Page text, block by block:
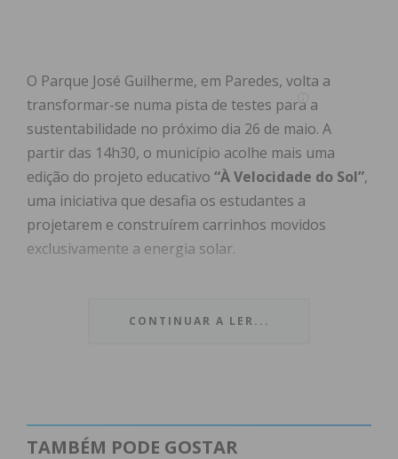
O Parque José Guilherme, em Paredes, volta a
transformar-se numa pista de testes para a
sustentabilidade no próximo dia 26 de maio. A
partir das 14h30, o município acolhe mais uma
edição do projeto educativo “À Velocidade do Sol”,
uma iniciativa que desafia os estudantes a
projetarem e construírem carrinhos movidos
exclusivamente a energia solar.
(AdEPorto), o projeto conta com a parceria de dez
CONTINUAR A LER...
TAMBÉM PODE GOSTAR